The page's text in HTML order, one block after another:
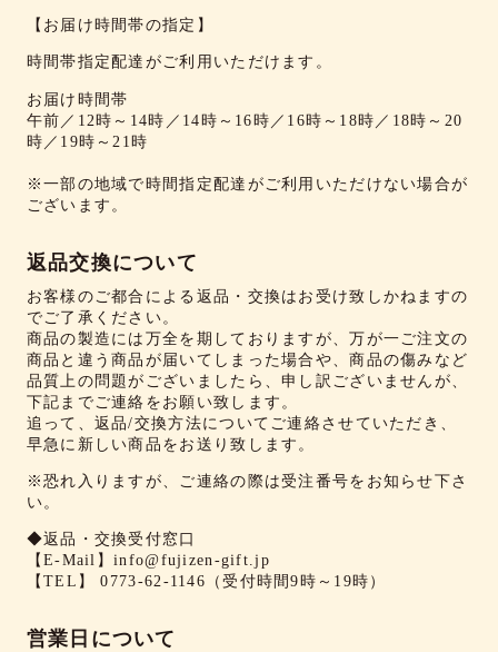
【お届け時間帯の指定】
時間帯指定配達がご利用いただけます。
お届け時間帯
午前／12時～14時／14時～16時／16時～18時／18時～20
時／19時～21時
※一部の地域で時間指定配達がご利用いただけない場合が
ございます。
返品交換について
お客様のご都合による返品・交換はお受け致しかねますの
でご了承ください。
商品の製造には万全を期しておりますが、万が一ご注文の
商品と違う商品が届いてしまった場合や、商品の傷みなど
品質上の問題がございましたら、申し訳ございませんが、
下記までご連絡をお願い致します。
追って、返品/交換方法についてご連絡させていただき、
早急に新しい商品をお送り致します。
※恐れ入りますが、ご連絡の際は受注番号をお知らせ下さ
い。
◆返品・交換受付窓口
【E-Mail】info@fujizen-gift.jp
【TEL】0773-62-1146 （受付時間9時～19時）
営業日について